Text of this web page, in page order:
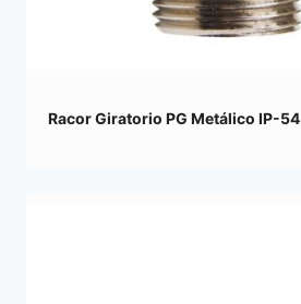
Racor Giratorio PG Metálico IP-54